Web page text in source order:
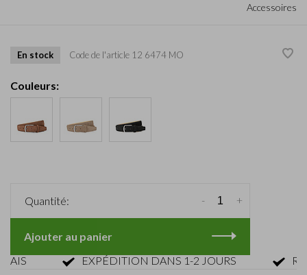
Accessoires
En stock Code de l'article 12 6474 MO
Couleurs:
Quantité: +
-
Ajouter au panier
EXPÉDITION DANS 1-2 JOURS